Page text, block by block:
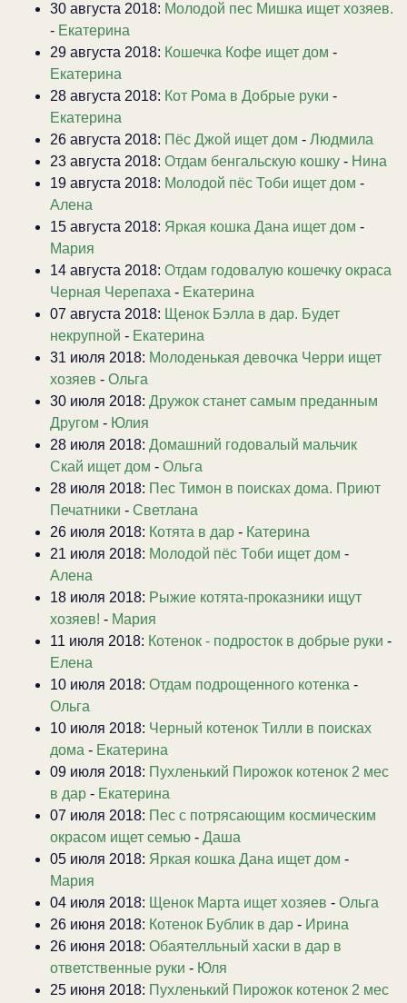
30 августа 2018: Молодой пес Мишка ищет хозяев.
- Екатерина
29 августа 2018: Кошечка Кофе ищет дом -
Екатерина
28 августа 2018: Кот Рома в Добрые руки -
Екатерина
26 августа 2018: Пёс Джой ищет дом - Людмила
23 августа 2018: Отдам бенгальскую кошку - Нина
19 августа 2018: Молодой пёс Тоби ищет дом -
Алена
15 августа 2018: Яркая кошка Дана ищет дом -
Мария
14 августа 2018: Отдам годовалую кошечку окраса
Черная Черепаха - Екатерина
07 августа 2018: Щенок Бэлла в дар. Будет
некрупной - Екатерина
31 июля 2018: Молоденькая девочка Черри ищет
хозяев - Ольга
30 июля 2018: Дружок станет самым преданным
Другом - Юлия
28 июля 2018: Домашний годовалый мальчик
Скай ищет дом - Ольга
28 июля 2018: Пес Тимон в поисках дома. Приют
Печатники - Светлана
26 июля 2018: Котята в дар - Катерина
21 июля 2018: Молодой пёс Тоби ищет дом -
Алена
18 июля 2018: Рыжие котята-проказники ищут
хозяев! - Мария
11 июля 2018: Котенок - подросток в добрые руки -
Елена
10 июля 2018: Отдам подрощенного котенка -
Ольга
10 июля 2018: Черный котенок Тилли в поисках
дома - Екатерина
09 июля 2018: Пухленький Пирожок котенок 2 мес
в дар - Екатерина
07 июля 2018: Пес с потрясающим космическим
окрасом ищет семью - Даша
05 июля 2018: Яркая кошка Дана ищет дом -
Мария
04 июля 2018: Щенок Марта ищет хозяев - Ольга
26 июня 2018: Котенок Бублик в дар - Ирина
26 июня 2018: Обаятелльный хаски в дар в
ответственные руки - Юля
25 июня 2018: Пухленький Пирожок котенок 2 мес